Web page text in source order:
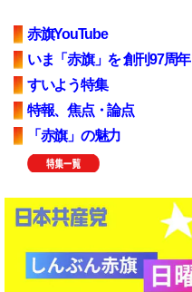
赤旗YouTube
いま「赤旗」を 創刊97周年
すいよう特集
特報、焦点・論点
「赤旗」の魅力